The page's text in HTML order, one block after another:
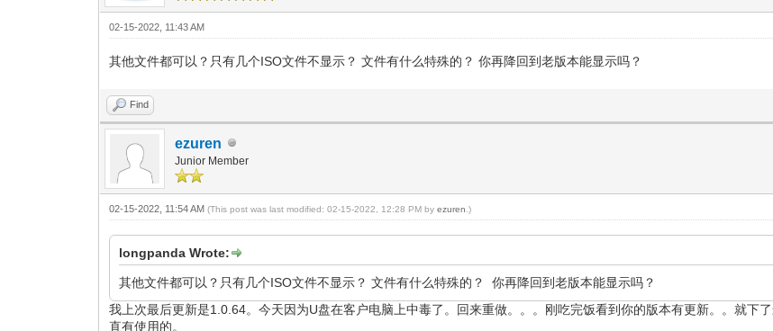
02-15-2022, 11:43 AM
其他文件都可以？只有几个ISO文件不显示？ 文件有什么特殊的？ 你再降回到老版本能显示吗？
Find
ezuren
Junior Member
02-15-2022, 11:54 AM(This post was last modified: 02-15-2022, 12:28 PM byezuren .)
longpanda Wrote:
其他文件都可以？只有几个ISO文件不显示？ 文件有什么特殊的？ 你再降回到老版本能显示吗？
我上次最后更新是1.0.64。今天因为U盘在客户电脑上中毒了。回来重做。。。刚吃完饭看到你的版本有更新。。就下
直有使用的。